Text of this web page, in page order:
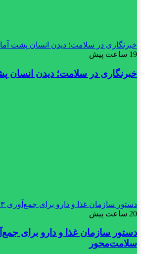
خبرنگاری در سلامت؛ دیدن انسان پشت
19 ساعت پیش
خبرنگاری در سلامت؛ دیدن انسان
دستور سازمان غذا و دارو برای جمع‌آوری ۳ محصول سلامت‌محور
20 ساعت پیش
سلامت‌محور